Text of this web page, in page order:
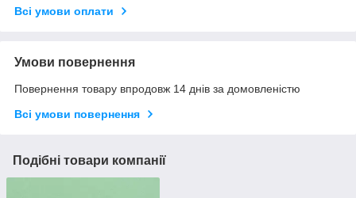
Всі умови оплати
Умови повернення
Повернення товару впродовж 14 днів за домовленістю
Всі умови повернення
Подібні товари компанії